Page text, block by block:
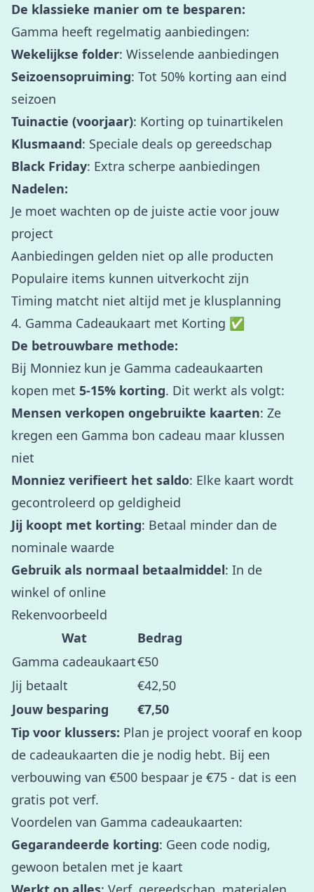
De klassieke manier om te besparen:
Gamma heeft regelmatig aanbiedingen:
Wekelijkse folder: Wisselende aanbiedingen
Seizoensopruiming: Tot 50% korting aan eind
seizoen
Tuinactie (voorjaar): Korting op tuinartikelen
Klusmaand: Speciale deals op gereedschap
Black Friday: Extra scherpe aanbiedingen
Nadelen:
Je moet wachten op de juiste actie voor jouw
project
Aanbiedingen gelden niet op alle producten
Populaire items kunnen uitverkocht zijn
Timing matcht niet altijd met je klusplanning
4. Gamma Cadeaukaart met Korting ✅
De betrouwbare methode:
Bij Monniez kun je Gamma cadeaukaarten
kopen met 5-15% korting. Dit werkt als volgt:
Mensen verkopen ongebruikte kaarten: Ze
kregen een Gamma bon cadeau maar klussen
niet
Monniez verifieert het saldo: Elke kaart wordt
gecontroleerd op geldigheid
Jij koopt met korting: Betaal minder dan de
nominale waarde
Gebruik als normaal betaalmiddel: In de
winkel of online
Rekenvoorbeeld
Wat
Bedrag
Gamma cadeaukaart€50
Jij betaalt
€42,50
Jouw besparing
€7,50
Tip voor klussers: Plan je project vooraf en koop
de cadeaukaarten die je nodig hebt. Bij een
verbouwing van €500 bespaar je €75 - dat is een
gratis pot verf.
Voordelen van Gamma cadeaukaarten:
Gegarandeerde korting: Geen code nodig,
gewoon betalen met je kaart